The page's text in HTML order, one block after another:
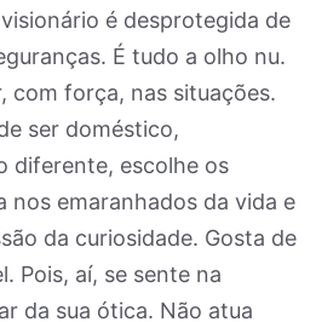
é desprotegida de
É tudo a olho nu.
com força, nas situações.
ser doméstico,
diferente, escolhe os
nos emaranhados da vida e
da curiosidade. Gosta de
Pois, aí, se sente na
da sua ótica. Não atua